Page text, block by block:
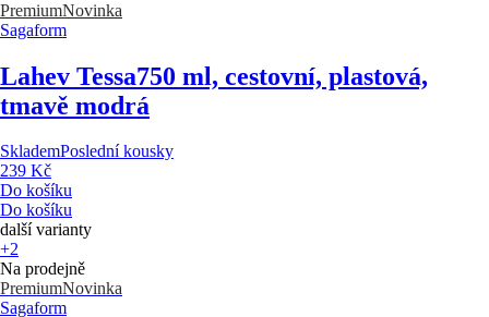
PremiumNovinka
Sagaform
Lahev Tessa750 ml, cestovní, plastová,
tmavě modrá
SklademPoslední kousky
239 Kč
Do košíku
Do košíku
další varianty
+2
Na prodejně
PremiumNovinka
Sagaform